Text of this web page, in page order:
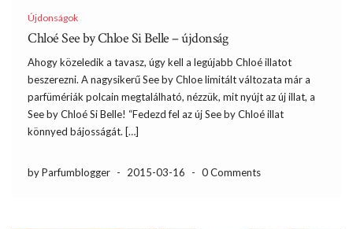
Újdonságok
Chloé See by Chloe Si Belle – újdonság
Ahogy közeledik a tavasz, úgy kell a legújabb Chloé illatot
beszerezni. A nagysikerű See by Chloe limitált változata már a
parfümériák polcain megtalálható, nézzük, mit nyújt az új illat, a
See by Chloé Si Belle! “Fedezd fel az új See by Chloé illat
könnyed bájosságát. […]
by Parfumblogger - 2015-03-16 - 0 Comments